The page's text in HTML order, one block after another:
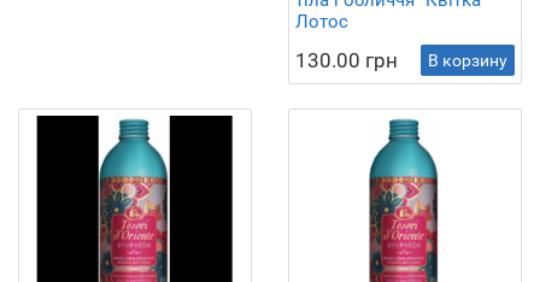
Лотос
130.00 грн В корзину